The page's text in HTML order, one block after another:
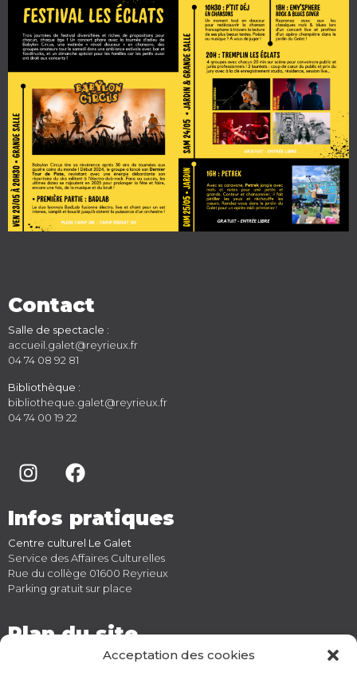
Acceptation des cookies
Contact
Salle de spectacle :
accueil.galet@reyrieux.fr
04 74 08 92 81
Bibliothèque :
bibliotheque.galet@reyrieux.fr
04 74 00 19 22
Infos pratiques
Centre culturel Le Galet
Service des Affaires Culturelles
Rue du collège 01600 Reyrieux
Parking gratuit sur place
Plan du site